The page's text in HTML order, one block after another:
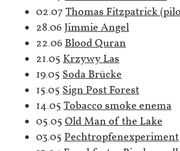
02.07 Thomas Fitzpatrick
28.06 Jimmie Angel
22.06Blood Quran
21.05 Krzywy Las
19.05 Soda Brücke
15.05 Sign Post Forest
14.05 Tobacco smoke enema
05.05 Old Man of the Lake
03.05 Pechtropfenexperiment